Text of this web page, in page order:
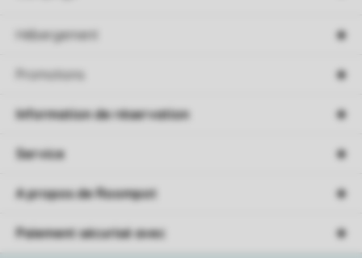
Hébergement
Promotions
Information de réservation
Service
A propos de Roompot
Paiement sécurisé avec